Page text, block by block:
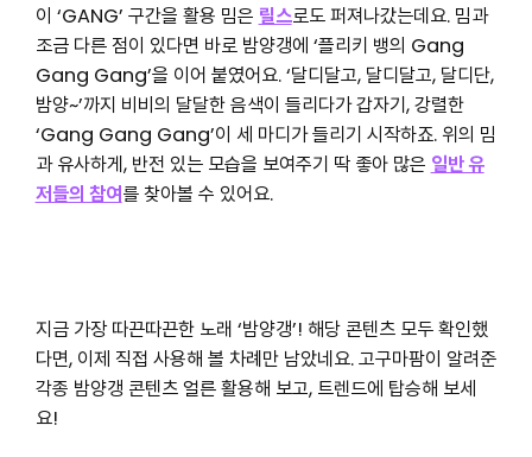
이 ‘GANG’ 구간을 활용 밈은 릴스로도 퍼져나갔는데요. 밈과
조금 다른 점이 있다면 바로 밤양갱에 ‘플리키 뱅의 Gang
Gang Gang’을 이어 붙였어요. ‘달디달고, 달디달고, 달디단,
밤양~’까지 비비의 달달한 음색이 들리다가 갑자기, 강렬한
‘Gang Gang Gang’이 세 마디가 들리기 시작하죠. 위의 밈
과 유사하게, 반전 있는 모습을 보여주기 딱 좋아 많은 일반 유
저들의 참여를 찾아볼 수 있어요.
지금 가장 따끈따끈한 노래 ‘밤양갱’! 해당 콘텐츠 모두 확인했
다면, 이제 직접 사용해 볼 차례만 남았네요. 고구마팜이 알려준
각종 밤양갱 콘텐츠 얼른 활용해 보고, 트렌드에 탑승해 보세
요!